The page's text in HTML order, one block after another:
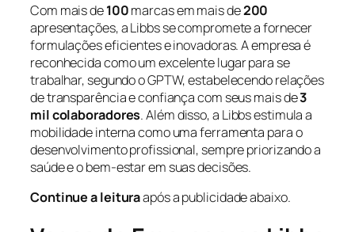
Com mais de100marcas em mais de200
apresentações, a Libbs se compromete a fornecer
formulações eficientes e inovadoras. A empresa é
reconhecida como um excelente lugar para se
trabalhar, segundo o GPTW, estabelecendo relações
de transparência e confiança com seus mais de3
mil colaboradores. Além disso, a Libbs estimula a
mobilidade interna como uma ferramenta para o
desenvolvimento profissional, sempre priorizando a
saúde e o bem-estar em suas decisões.
Continue a leituraapós a publicidade abaixo.